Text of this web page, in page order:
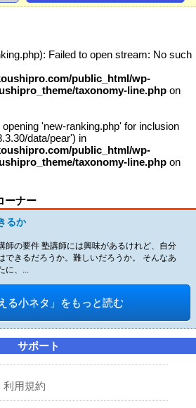
Failed to open stream: No such
public_html/wp-
taxonomy-line.php on
'new-ranking.php' for inclusion
data/pear') in
public_html/wp-
taxonomy-line.php on
ーナー
るか
師の要件 塾講師には興味があるけれど、自分
できるだろうか。難しいだろうか。 そんなあ
に、...
る小ネタ」をもっと読む
サポート
利用規約